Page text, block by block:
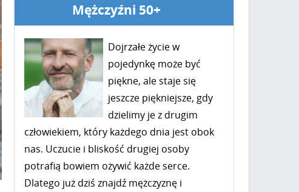
Mężczyźni 50+
Dojrzałe życie w
pojedynkę może być
piękne, ale staje się
jeszcze piękniejsze, gdy
dzielimy je z drugim
człowiekiem, który każdego dnia jest obok
nas. Uczucie i bliskość drugiej osoby
potrafią bowiem ożywić każde serce.
Dlatego już dziś znajdź mężczyznę i